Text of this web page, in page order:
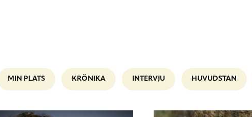
MIN PLATS KRÖNIKA INTERVJU HUVUDSTAN